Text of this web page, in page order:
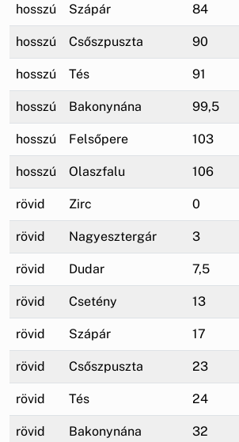
hosszú Szápár 84
hosszú Csőszpuszta 90
hosszú Tés 91
hosszú Bakonynána 99,5
hosszú Felsőpere 103
hosszú Olaszfalu 106
rövid Zirc 0
rövid Nagyesztergár 3
rövid Dudar 7,5
rövid Csetény 13
rövid Szápár 17
rövid Csőszpuszta 23
rövid Tés 24
rövid Bakonynána 32